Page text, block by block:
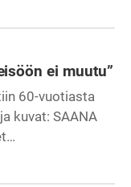
ei muutu”
60-vuotiasta
kuvat: SAANA